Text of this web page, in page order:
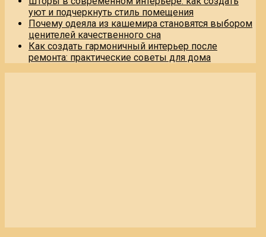
уют и подчеркнуть стиль помещения
Почему одеяла из кашемира становятся выбором
ценителей качественного сна
Как создать гармоничный интерьер после
ремонта: практические советы для дома